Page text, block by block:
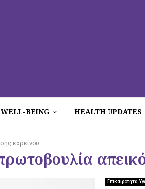
WELL-BEING HEALTH UPDATES
καρκίνου
Επικαιρότητα